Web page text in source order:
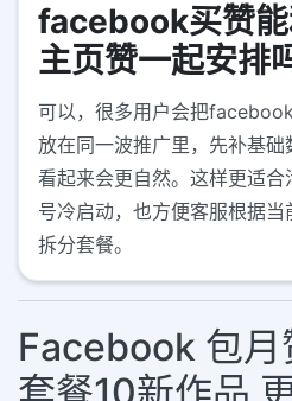
facebook买赞
主页赞一起安排
可以，很多用户会把
放在同一波推广里，先补基础
看起来会更自然。这样更适
号冷启动，也方便客服根据
拆分套餐。
Facebook 包月